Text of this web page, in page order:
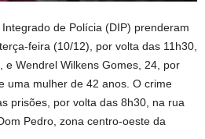
de Polícia (DIP) prenderam
feira (10/12), por volta das 11h30,
e Wendrel Wilkens Gomes, 24, por
uma mulher de 42 anos. O crime
prisões, por volta das 8h30, na rua
Pedro, zona centro-oeste da